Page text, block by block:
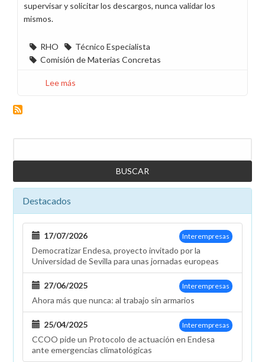
supervisar y solicitar los descargos, nunca validar los
mismos.
RHO
Técnico Especialista
Comisión de Materias Concretas
Lee más
Técnicos
Especialistas
Destacados
Interempresas
17/07/2026
Democratizar Endesa, proyecto invitado por la
Universidad de Sevilla para unas jornadas europeas
Interempresas
27/06/2025
Ahora más que nunca: al trabajo sin armarios
Interempresas
25/04/2025
CCOO pide un Protocolo de actuación en Endesa
ante emergencias climatológicas